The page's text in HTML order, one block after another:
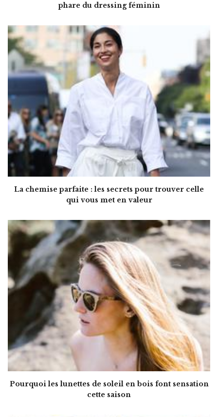
phare du dressing féminin
La chemise parfaite : les secrets pour trouver celle
qui vous met en valeur
Pourquoi les lunettes de soleil en bois font sensation
cette saison